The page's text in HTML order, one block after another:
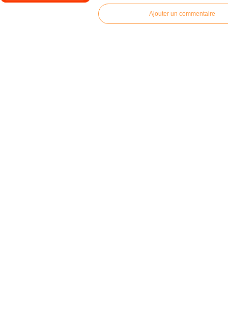
Ajouter un commentaire